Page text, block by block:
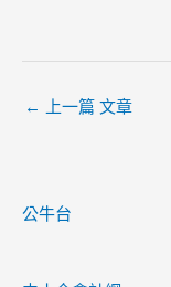
← 上一篇 文章
公牛台